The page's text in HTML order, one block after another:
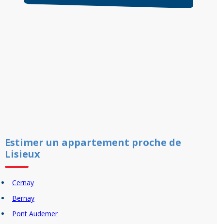
Estimer un appartement proche de
Lisieux
Cernay
Bernay
Pont Audemer